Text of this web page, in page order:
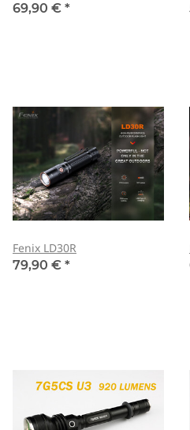
69,90 € *
Fenix LD30R
79,90 € *